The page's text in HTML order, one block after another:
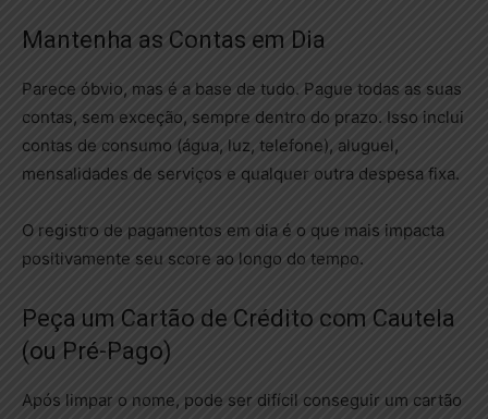
Mantenha as Contas em Dia
Parece óbvio, mas é a base de tudo. Pague todas as suas
contas, sem exceção, sempre dentro do prazo. Isso inclui
contas de consumo (água, luz, telefone), aluguel,
mensalidades de serviços e qualquer outra despesa fixa.
O registro de pagamentos em dia é o que mais impacta
positivamente seu score ao longo do tempo.
Peça um Cartão de Crédito com Cautela
(ou Pré-Pago)
Após limpar o nome, pode ser difícil conseguir um cartão